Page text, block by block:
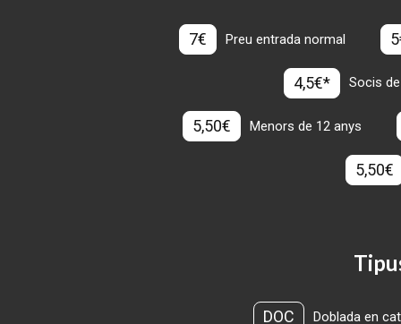
7€ Preu entrada normal
4,5€* Socis
5,50€ Menors de 12 anys
5,50€
DOC Doblada en